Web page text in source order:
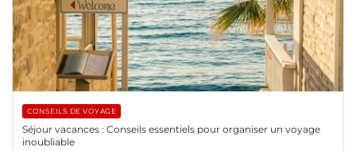
CONSEILS DE VOYAGE
Séjour vacances : Conseils essentiels pour organiser un voyage
inoubliable